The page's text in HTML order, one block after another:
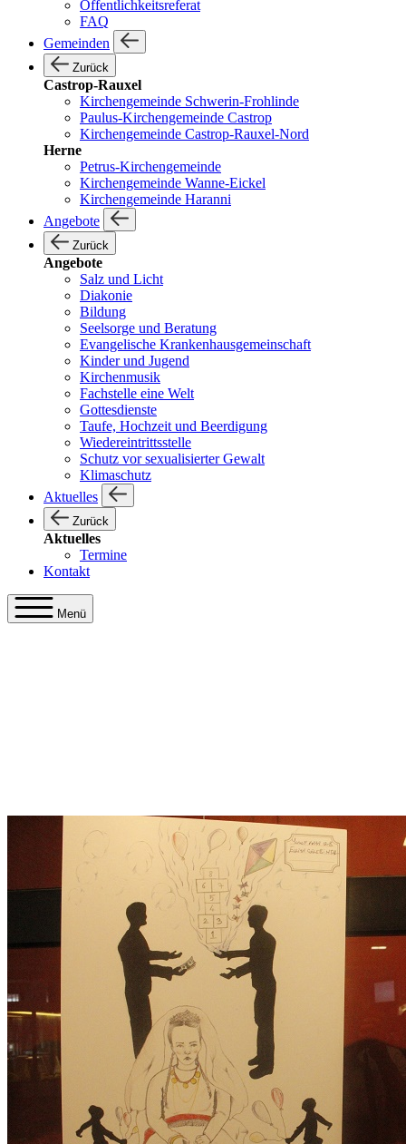
Öffentlichkeitsreferat
FAQ
Gemeinden
Zurück
Castrop-Rauxel
Kirchengemeinde Schwerin-Frohlinde
Paulus-Kirchengemeinde Castrop
Kirchengemeinde Castrop-Rauxel-Nord
Herne
Petrus-Kirchengemeinde
Kirchengemeinde Wanne-Eickel
Kirchengemeinde Haranni
Angebote
Zurück
Angebote
Salz und Licht
Diakonie
Bildung
Seelsorge und Beratung
Evangelische Krankenhausgemeinschaft
Kinder und Jugend
Kirchenmusik
Fachstelle eine Welt
Gottesdienste
Taufe, Hochzeit und Beerdigung
Wiedereintrittsstelle
Schutz vor sexualisierter Gewalt
Klimaschutz
Aktuelles
Zurück
Aktuelles
Termine
Kontakt
Menü